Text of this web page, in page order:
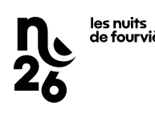
Se rendre au
Contenu principal
Pied de page